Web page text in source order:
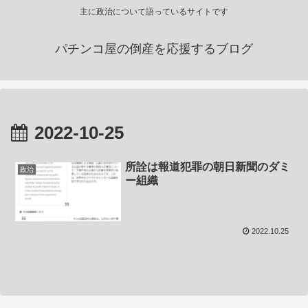
主に政治について語っているサイトです
パチンコ屋の倒産を応援するブログ
2022-10-25
政治
所詮は報道犯罪の朝日新聞のダミ
ー組織
2022.10.25